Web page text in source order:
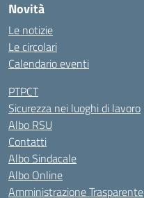
Novità
Le notizie
Le circolari
Calendario eventi
PTPCT
Sicurezza nei luoghi di lavoro
Albo RSU
Contatti
Albo Sindacale
Albo Online
Amministrazione Trasparente